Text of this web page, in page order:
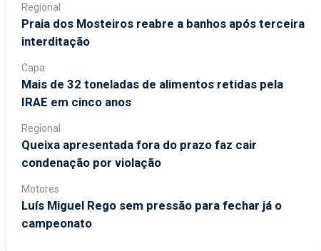
Regional
Praia dos Mosteiros reabre a banhos após terceira
interditação
Capa
Mais de 32 toneladas de alimentos retidas pela
IRAE em cinco anos
Regional
Queixa apresentada fora do prazo faz cair
condenação por violação
Motores
Luís Miguel Rego sem pressão para fechar já o
campeonato